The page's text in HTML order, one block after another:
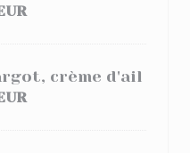
crème d'ail